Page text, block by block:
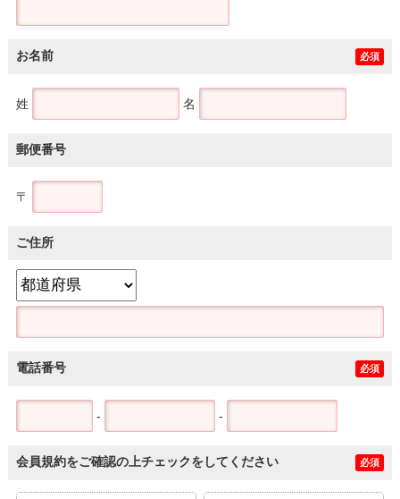
お名前 必須
姓 名
郵便番号
〒
ご住所
電話番号 必須
- -
会員規約をご確認の上チェックをしてください 必須